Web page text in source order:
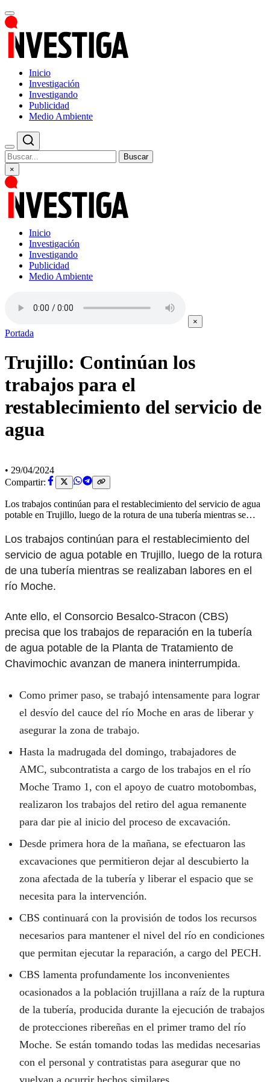
Inicio
Investigación
Investigando
Publicidad
Medio Ambiente
Buscar
×
Inicio
Investigación
Investigando
Publicidad
Medio Ambiente
×
Portada
Trujillo: Continúan los
trabajos para el
restablecimiento del servicio de
agua
• 29/04/2024
Compartir:
Los trabajos continúan para el restablecimiento del servicio de agua
potable en Trujillo, luego de la rotura de una tubería mientras se…
Los trabajos continúan para el restablecimiento del
servicio de agua potable en Trujillo, luego de la rotura
de una tubería mientras se realizaban labores en el
río Moche.
Ante ello, el Consorcio Besalco-Stracon (CBS)
precisa que los trabajos de reparación en la tubería
de agua potable de la Planta de Tratamiento de
Chavimochic avanzan de manera ininterrumpida.
Como primer paso, se trabajó intensamente para lograr
el desvío del cauce del río Moche en aras de liberar y
asegurar la zona de trabajo.
Hasta la madrugada del domingo, trabajadores de
AMC, subcontratista a cargo de los trabajos en el río
Moche Tramo 1, con el apoyo de cuatro motobombas,
realizaron los trabajos del retiro del agua remanente
para dar pie al inicio del proceso de excavación.
Desde primera hora de la mañana, se efectuaron las
excavaciones que permitieron dejar al descubierto la
zona afectada de la tubería y liberar el espacio que se
necesita para la intervención.
CBS continuará con la provisión de todos los recursos
necesarios para mantener el nivel del río en condiciones
que permitan ejecutar la reparación, a cargo del PECH.
CBS lamenta profundamente los inconvenientes
ocasionados a la población trujillana a raíz de la ruptura
de la tubería, producida durante la ejecución de trabajos
de protecciones ribereñas en el primer tramo del río
Moche. Se están tomando todas las medidas necesarias
con el personal y contratistas para asegurar que no